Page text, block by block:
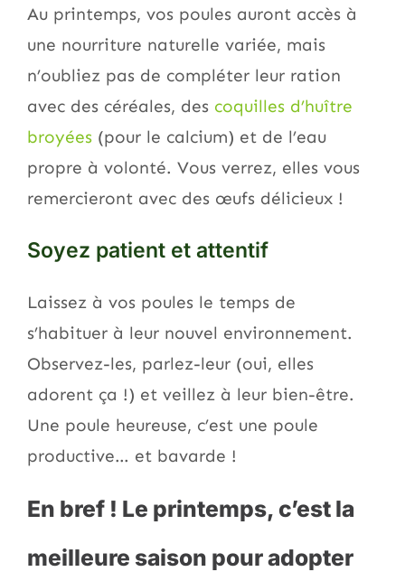
Au printemps, vos poules auront accès à
une nourriture naturelle variée, mais
n’oubliez pas de compléter leur ration
avec des céréales, des coquilles d’huître
broyées (pour le calcium) et de l’eau
propre à volonté. Vous verrez, elles vous
remercieront avec des œufs délicieux !
Soyez patient et attentif
Laissez à vos poules le temps de
s’habituer à leur nouvel environnement.
Observez-les, parlez-leur (oui, elles
adorent ça !) et veillez à leur bien-être.
Une poule heureuse, c’est une poule
productive… et bavarde !
En bref ! Le printemps, c’est la
meilleure saison pour adopter